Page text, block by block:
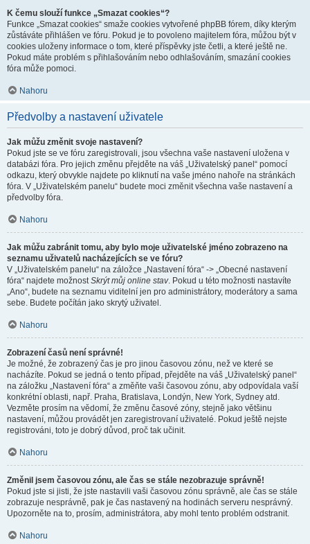
K čemu slouží funkce „Smazat cookies“?
Funkce „Smazat cookies“ smaže cookies vytvořené phpBB fórem, díky kterým
zůstáváte přihlášen ve fóru. Pokud je to povoleno majitelem fóra, můžou být v
cookies uloženy informace o tom, které příspěvky jste četli, a které ještě ne.
Pokud máte problém s přihlašováním nebo odhlašováním, smazání cookies
fóra může pomoci.
Nahoru
Předvolby a nastavení uživatele
Jak můžu změnit svoje nastavení?
Pokud jste se ve fóru zaregistrovali, jsou všechna vaše nastavení uložena v
databázi fóra. Pro jejich změnu přejděte na váš „Uživatelský panel“ pomocí
odkazu, který obvykle najdete po kliknutí na vaše jméno nahoře na stránkách
fóra. V „Uživatelském panelu“ budete moci změnit všechna vaše nastavení a
předvolby fóra.
Nahoru
Jak můžu zabránit tomu, aby bylo moje uživatelské jméno zobrazeno na
seznamu uživatelů nacházejících se ve fóru?
V „Uživatelském panelu“ na záložce „Nastavení fóra“ -> „Obecné nastavení
fóra“ najdete možnostSkrýt můj online stav. Pokud u této možnosti nastavíte
„Ano“, budete na seznamu viditelní jen pro administrátory, moderátory a sama
sebe. Budete počítán jako skrytý uživatel.
Nahoru
Zobrazení časů není správné!
Je možné, že zobrazený čas je pro jinou časovou zónu, než ve které se
nacházíte. Pokud se jedná o tento případ, přejděte na váš „Uživatelský panel“
na záložku „Nastavení fóra“ a změňte vaši časovou zónu, aby odpovídala vaší
konkrétní oblasti, např. Praha, Bratislava, Londýn, New York, Sydney atd.
Vezměte prosím na vědomí, že změnu časové zóny, stejně jako většinu
nastavení, můžou provádět jen zaregistrovaní uživatelé. Pokud ještě nejste
registrováni, toto je dobrý důvod, proč tak učinit.
Nahoru
Změnil jsem časovou zónu, ale čas se stále nezobrazuje správně!
Pokud jste si jisti, že jste nastavili vaši časovou zónu správně, ale čas se stále
zobrazuje nesprávně, pak je čas nastavený na hodinách serveru nesprávný.
Upozorněte na to, prosím, administrátora, aby mohl tento problém odstranit.
Nahoru